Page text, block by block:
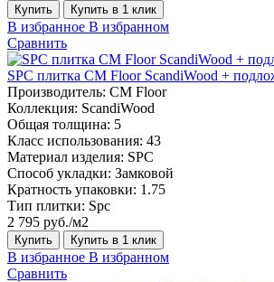
Купить Купить в 1 клик
В избранное В избранном
Сравнить
SPC плитка CM Floor ScandiWood +
Производитель: CM Floor
Коллекция: ScandiWood
Общая толщина: 5
Класс использования: 43
Материал изделия: SPC
Способ укладки: Замковой
Кратность упаковки: 1.75
Тип плитки: Spc
2 795 руб./м2
Купить Купить в 1 клик
В избранное В избранном
Сравнить